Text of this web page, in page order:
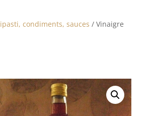
condiments, sauces / Vinaigre